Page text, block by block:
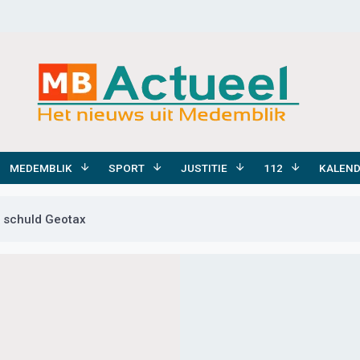
MEDEMBLIK SPORT JUSTITIE 112
Geotax